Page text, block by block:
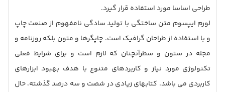
طراحی اساسا مورد استفاده قرار گیرد.
لورم ایپسوم متن ساختگی با تولید سادگی نامفهوم از صنعت چاپ
و با استفاده از طراحان گرافیک است. چاپگرها و متون بلکه روزنامه و
مجله در ستون و سطرآنچنان که لازم است و برای شرایط فعلی
تکنولوژی مورد نیاز و کاربردهای متنوع با هدف بهبود ابزارهای
کاربردی می باشد. کتابهای زیادی در شصت و سه درصد گذشته، حال